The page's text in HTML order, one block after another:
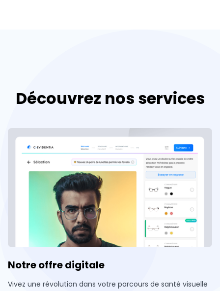
Découvrez nos services
Notre offre digitale
Vivez une révolution dans votre parcours de santé visuelle